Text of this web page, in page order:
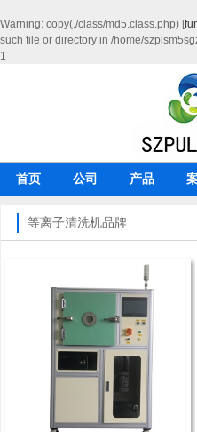
Warning: copy(./class/md5.class.php) [
such file or directory in /home/
1
首页 公司 产品
等离子清洗机品牌